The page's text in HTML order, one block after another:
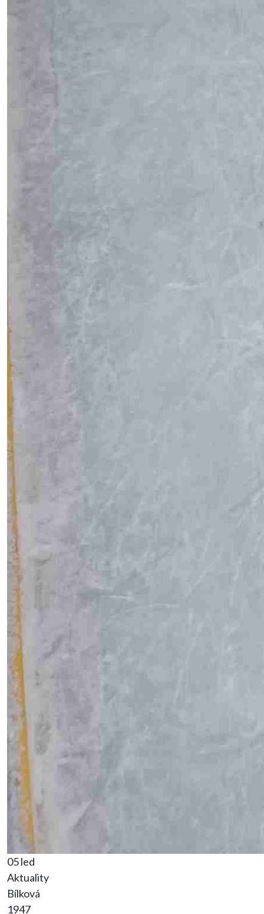
05 led
Aktuality
Bílková
1947